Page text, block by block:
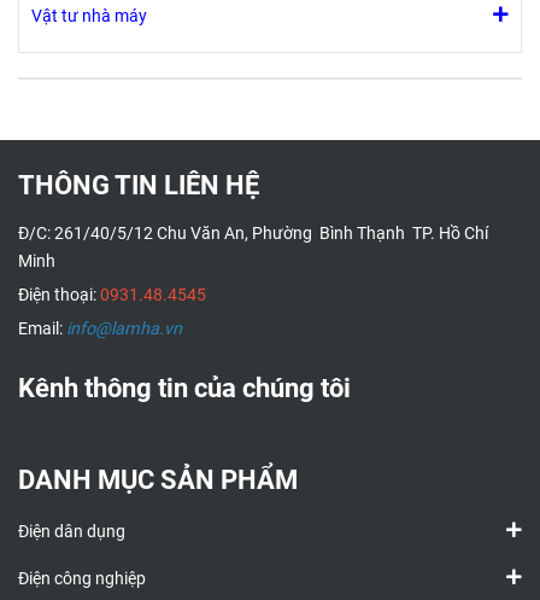
Vật tư nhà máy
THÔNG TIN LIÊN HỆ
Đ/C: 261/40/5/12 Chu Văn An, Phường Bình Thạnh TP. Hồ Chí
Minh
Điện thoại:0931.48.4545
Email: info@lamha.vn
Kênh thông tin của chúng tôi
DANH MỤC SẢN PHẨM
Điện dân dụng
Điện công nghiệp